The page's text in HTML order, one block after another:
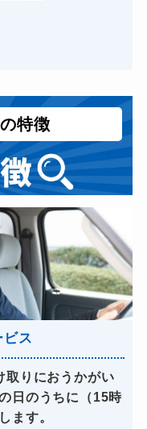
特徴
ビス
取りにおうかがい
日のうちに（15時
ます。